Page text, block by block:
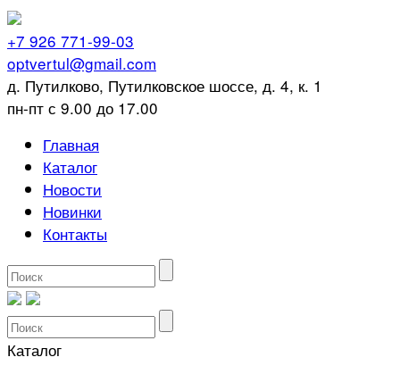
+7 926 771-99-03
optvertul@gmail.com
д. Путилково, Путилковское шоссе, д. 4, к. 1
пн-пт с 9.00 до 17.00
Главная
Каталог
Новости
Новинки
Контакты
Каталог